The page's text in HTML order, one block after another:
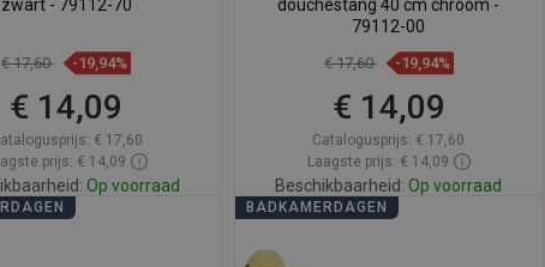
zwart - 79112-70
€ 17,60 -19,94%
€ 14,09
€ 17,60
prijs: € 14,09
Op voorraad
douchestang 40 cm chroom -
79112-00
€ 17,60 -19,94%
€ 14,09
Catalogusprijs: € 17,60
Laagste prijs: € 14,09
Beschikbaarheid: Op voorraad
BADKAMERDAGEN